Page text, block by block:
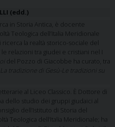
(edd.)
in Storia Antica, è docente
Teologica dell’Italia Meridionale
ricerca la realtà storico-sociale del
relazioni tra giudei e cristiani nel I
del Pozzo di Giacobbe ha curato, tra
La tradizione di Gesù-Le tradizioni su
al Liceo Classico. È Dottore di
dello studio dei gruppi giudaici al
dell’Istituto di Storia del
Teologica dell’Italia Meridionale; ha